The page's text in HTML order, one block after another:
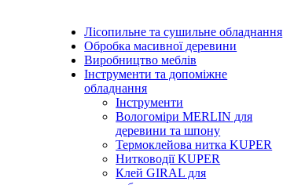
Лісопильне та сушильне обладнання
Обробка масивної деревини
Виробництво меблів
Інструменти та допоміжне
обладнання
Інструменти
Вологоміри MERLIN для
деревини та шпону
Термоклейова нитка KUPER
Нитководії KUPER
Клей GIRAL для